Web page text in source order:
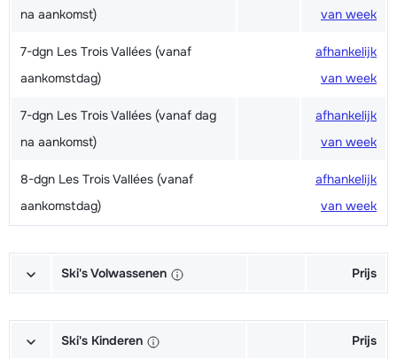
na aankomst)
van week
7-dgn Les Trois Vallées (vanaf
aankomstdag)
afhankelijk
van week
7-dgn Les Trois Vallées (vanaf dag
na aankomst)
afhankelijk
van week
8-dgn Les Trois Vallées (vanaf
aankomstdag)
afhankelijk
van week
Ski's Volwassenen Prijs
Schoenen + Stokken (6/7 dagen)
van week
Ski's Kinderen Prijs